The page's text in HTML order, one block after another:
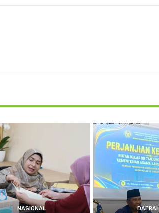
NASIONAL